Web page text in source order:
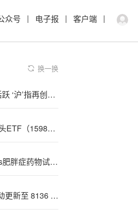
众号 电子报 客户端
换一换
股市星,期一：科技活跃 ‘沪’指再创新高
猛!拉3<%>！有色龙头ETF（159876）近3日狂揽1.96亿元！黄金龙头领衔上攻，中金黄金涨超8%！
V.i;king Therapeutics肥胖症药物试验数据不及预期，股价暴跌40%
英{特}尔锐炫显卡驱动更新至 8136 版本，支持《战地 6》等三作新游